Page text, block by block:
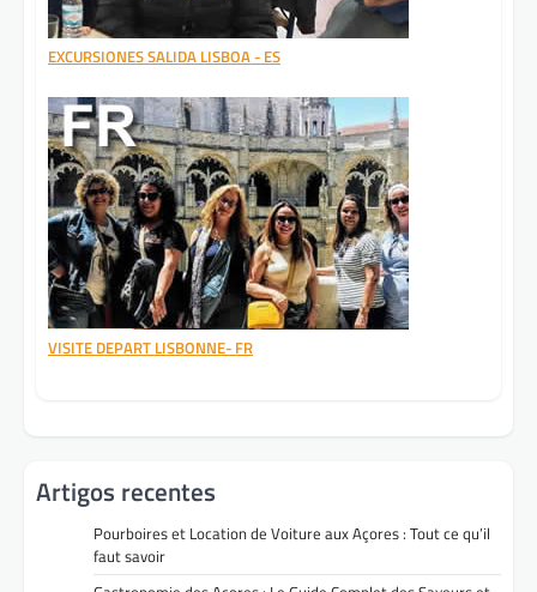
EXCURSIONES SALIDA LISBOA - ES
VISITE DEPART LISBONNE- FR
Artigos recentes
Pourboires et Location de Voiture aux Açores : Tout ce qu’il
faut savoir